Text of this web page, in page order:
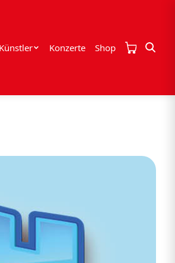
Künstler Konzerte Shop